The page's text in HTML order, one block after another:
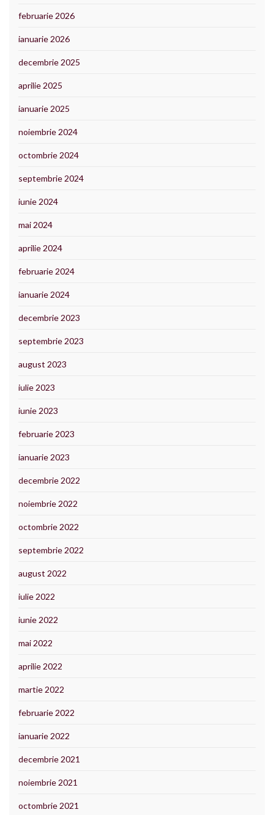
februarie 2026
ianuarie 2026
decembrie 2025
aprilie 2025
ianuarie 2025
noiembrie 2024
octombrie 2024
septembrie 2024
iunie 2024
mai 2024
aprilie 2024
februarie 2024
ianuarie 2024
decembrie 2023
septembrie 2023
august 2023
iulie 2023
iunie 2023
februarie 2023
ianuarie 2023
decembrie 2022
noiembrie 2022
octombrie 2022
septembrie 2022
august 2022
iulie 2022
iunie 2022
mai 2022
aprilie 2022
martie 2022
februarie 2022
ianuarie 2022
decembrie 2021
noiembrie 2021
octombrie 2021